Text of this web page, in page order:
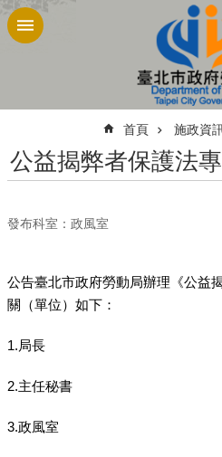
跳到主要內容區塊
首頁 施政資
公益揭弊者保護法
發布科室：政風室
公告臺北市政府勞動局辦理《公益
關（單位）如下：
1.局長
2.主任秘書
3.政風室